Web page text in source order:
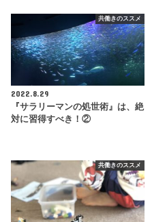
共働きのススメ
2022.8.29
『サラリーマンの処世術』は、絶
対に習得すべき！②
共働きのススメ